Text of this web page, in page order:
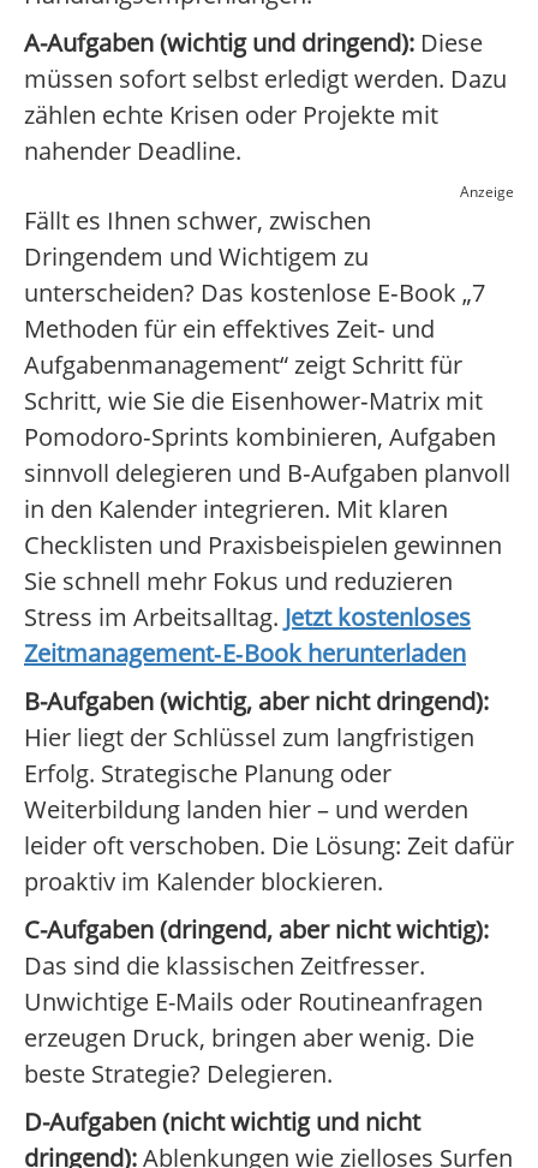
A-Aufgaben (wichtig und dringend): Diese
müssen sofort selbst erledigt werden. Dazu
zählen echte Krisen oder Projekte mit
nahender Deadline.
Anzeige
Fällt es Ihnen schwer, zwischen
Dringendem und Wichtigem zu
unterscheiden? Das kostenlose E‑Book „7
Methoden für ein effektives Zeit‑ und
Aufgabenmanagement“ zeigt Schritt für
Schritt, wie Sie die Eisenhower‑Matrix mit
Pomodoro‑Sprints kombinieren, Aufgaben
sinnvoll delegieren und B‑Aufgaben planvoll
in den Kalender integrieren. Mit klaren
Checklisten und Praxisbeispielen gewinnen
Sie schnell mehr Fokus und reduzieren
Stress im Arbeitsalltag. Jetzt kostenloses
Zeitmanagement‑E‑Book herunterladen
B-Aufgaben (wichtig, aber nicht dringend):
Hier liegt der Schlüssel zum langfristigen
Erfolg. Strategische Planung oder
Weiterbildung landen hier – und werden
leider oft verschoben. Die Lösung: Zeit dafür
proaktiv im Kalender blockieren.
C-Aufgaben (dringend, aber nicht wichtig):
Das sind die klassischen Zeitfresser.
Unwichtige E-Mails oder Routineanfragen
erzeugen Druck, bringen aber wenig. Die
beste Strategie? Delegieren.
D-Aufgaben (nicht wichtig und nicht
dringend):Ablenkungen wie zielloses Surfen